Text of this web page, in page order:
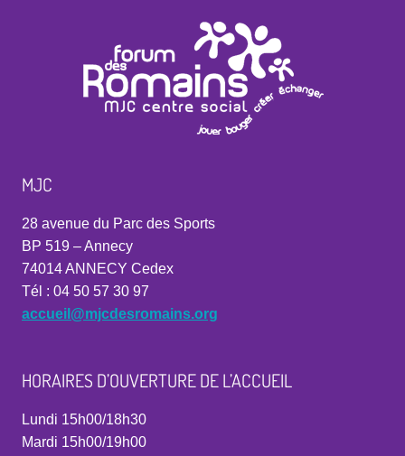
MJC
28 avenue du Parc des Sports
BP 519 – Annecy
74014 ANNECY Cedex
Tél : 04 50 57 30 97
accueil@mjcdesromains.org
HORAIRES D’OUVERTURE DE L’ACCUEIL
Lundi 15h00/18h30
Mardi 15h00/19h00